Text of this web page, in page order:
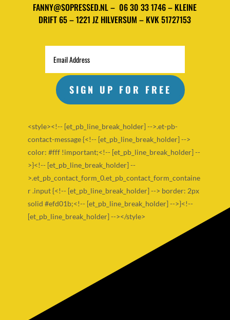
FANNY@SOPRESSED.NL – 06 30 33 1746 – KLEINE
DRIFT 65 – 1221 JZ HILVERSUM – KVK 51727153
SIGN UP FOR FREE
<style><!-- [et_pb_line_break_holder] -->.et-pb-
contact-message {<!-- [et_pb_line_break_holder] -->
color: #fff !important;<!-- [et_pb_line_break_holder] --
>}<!-- [et_pb_line_break_holder] --
>.et_pb_contact_form_0.et_pb_contact_form_containe
r .input {<!-- [et_pb_line_break_holder] --> border: 2px
solid #efd01b;<!-- [et_pb_line_break_holder] -->}<!--
[et_pb_line_break_holder] --></style>